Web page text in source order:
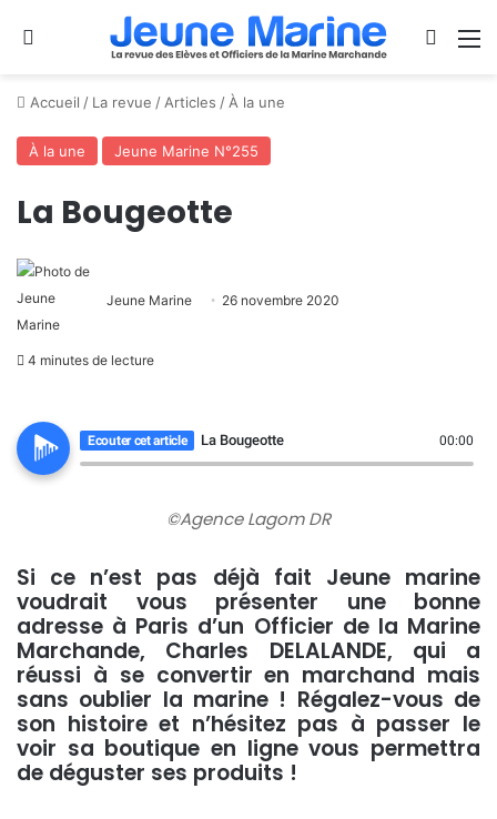
Se connecter
Accueil / La revue / Articles / À la une
À la une Jeune Marine N°255
La Bougeotte
Jeune Marine 26 novembre 2020
4 minutes de lecture
Ecouter cet article La Bougeotte 00:00
©Agence Lagom DR
Si ce n’est pas déjà fait Jeune marine
voudrait vous présenter une bonne
adresse à Paris d’un Officier de la Marine
Marchande, Charles DELALANDE, qui a
réussi à se convertir en marchand mais
sans oublier la marine ! Régalez-vous de
son histoire et n’hésitez pas à passer le
voir sa boutique en ligne vous permettra
de déguster ses produits !